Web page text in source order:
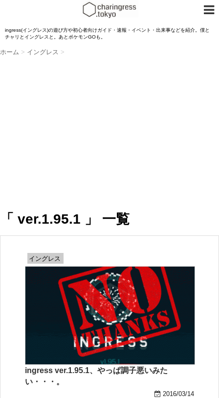
ingress(イングレス)の遊び方や初心者向けガイド・速報・イベント・出来事などを紹介。僕と
チャリとイングレスと。あとポケモンGOも。
ホーム > イングレス >
「 ver.1.95.1 」 一覧
イングレス
ingress ver.1.95.1、やっぱ調子悪いみた
い・・・。
2016/03/14